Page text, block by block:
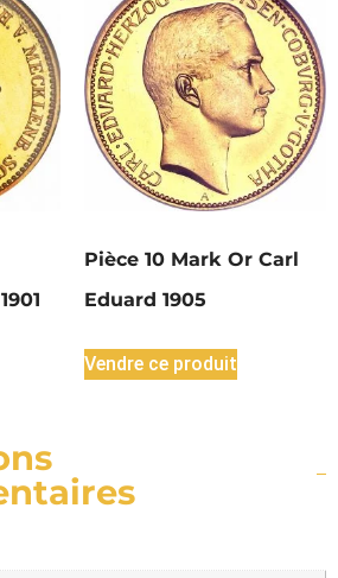
Pièce 10 Mark Or Carl
Eduard 1905
Vendre ce produit